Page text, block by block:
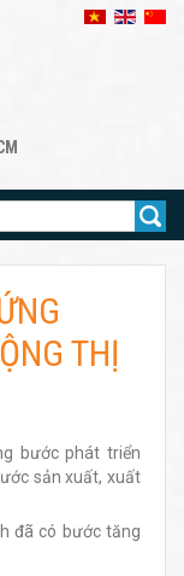
THỊ
bước phát triển
sản xuất, xuất
đã có bước tăng